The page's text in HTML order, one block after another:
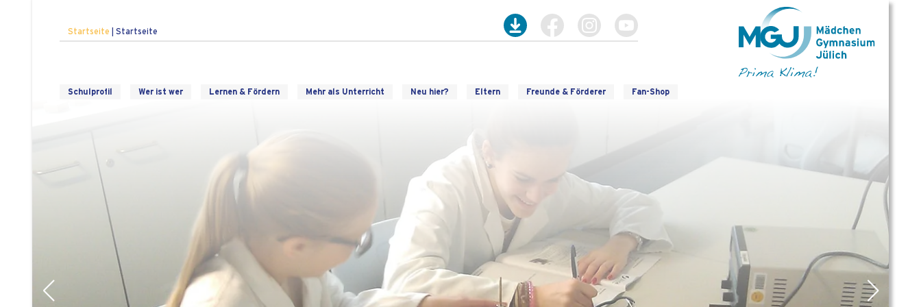
Startseite Startseite
Schulprofil Wer ist wer Lernen & Fördern Mehr als Unterricht Neu hier? Eltern Freunde & Förderer Fan-Shop